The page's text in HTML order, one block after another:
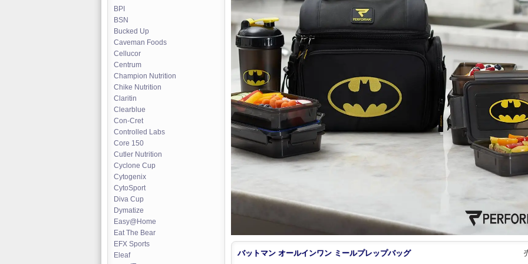
BPI
BSN
Bucked Up
Caveman Foods
Cellucor
Centrum
Champion Nutrition
Chike Nutrition
Claritin
Clearblue
Con-Cret
Controlled Labs
Core 150
Cutler Nutrition
Cyclone Cup
Cytogenix
CytoSport
Diva Cup
Dymatize
Easy@Home
Eat The Bear
EFX Sports
Eleaf
バットマン オールインワン ミールプレップバッグ